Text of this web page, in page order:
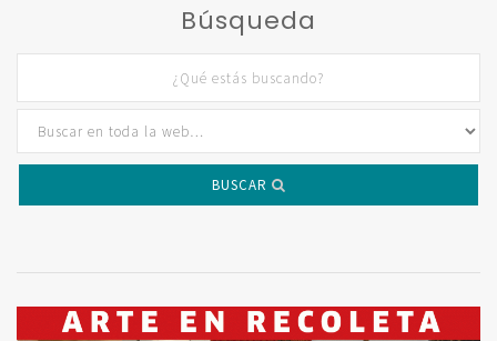
Búsqueda
BUSCAR